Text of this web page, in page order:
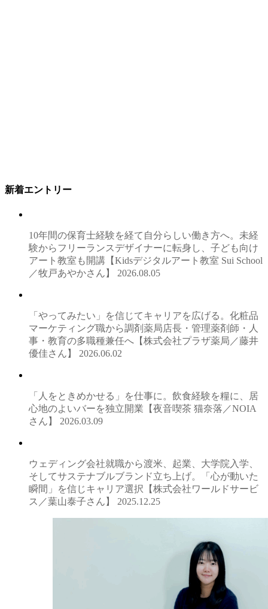
新着エントリー
10年間の保育士経験を経て自分らしい働き方へ。未経
験からフリーランスデザイナーに転身し、子ども向け
アート教室も開講【Kidsデジタルアート教室 Sui School
／牧戸あやかさん】 2026.08.05
「やってみたい」を信じてキャリアを広げる。化粧品
マーケティング職から調剤薬局店長・管理薬剤師・人
事・教育の多職種兼任へ【株式会社プラザ薬局／藤井
優佳さん】 2026.06.02
「人をときめかせる」を仕事に。飲食経験を糧に、居
心地のよいバーを独立開業【夜音喫茶 猫奈落／NOIA
さん】 2026.03.09
ウェディング会社就職から渡米、起業、大学院入学、
そしてサステナブルブランド立ち上げ。「心が動いた
瞬間」を信じキャリア選択【株式会社ワールドサービ
ス／葉山泰子さん】 2025.12.25